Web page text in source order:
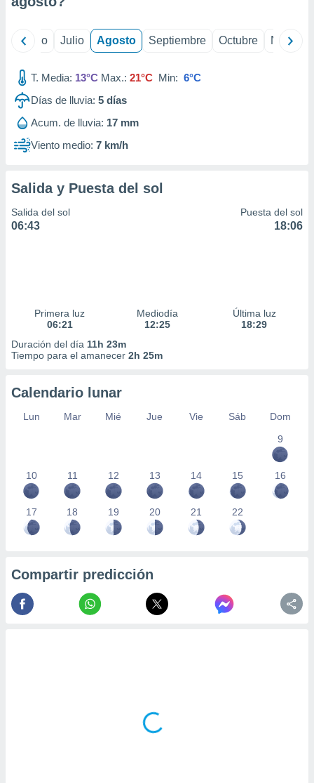
mediante
publicidad
publicidad
1199
Junio Julio Agosto Septiembre Octubre
T. Media: 13°C Max.: 21°C Min: 6°C
Días de lluvia: 5 días
Acum. de lluvia: 17 mm
Viento medio: 7 km/h
Salida y Puesta del sol
Salida del sol
06:43
Puesta del sol
18:06
Primera luz
06:21
Mediodía
12:25
Última luz
18:29
Duración del día 11h 23m
Tiempo para el amanecer 2h 25m
Calendario lunar
Lun Mar Mié Jue Vie Sáb
Dom
9
10 11 12 13 14 15 16
17 18 19 20 21 22
Compartir predicción